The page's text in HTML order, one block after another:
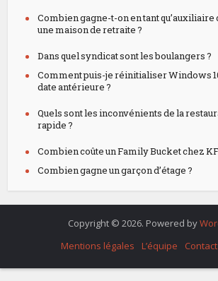
Combien gagne-t-on en tant qu’auxiliaire
une maison de retraite ?
Dans quel syndicat sont les boulangers ?
Comment puis-je réinitialiser Windows
date antérieure ?
Quels sont les inconvénients de la
rapide ?
Combien coûte un Family Bucket chez
Combien gagne un garçon d’étage ?
Copyright © 2026. Powered by
Mentions légales
L’équipe Contact